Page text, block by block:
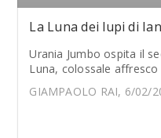
La Luna dei lupi di
Urania Jumbo ospita il
Luna, colossale
GIAMPAOLO RAI, 6/02/